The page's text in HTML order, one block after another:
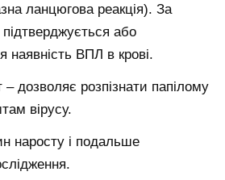
ланцюгова реакція). За
або
наявність ВПЛ в крові.
дозволяє розпізнати папілому
вірусу.
наросту і подальше